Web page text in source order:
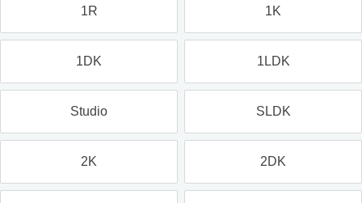
1R 1K
1DK 1LDK
Studio SLDK
2K 2DK